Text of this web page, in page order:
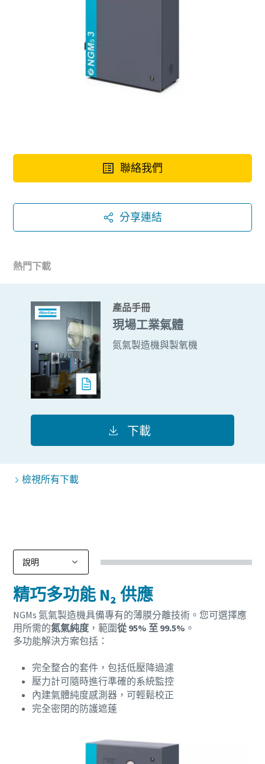
打造綠色高效生產的 10 個步驟
環保生產之碳減量 - 您需要知道的一切
聯絡我們
分享連結
熱門下載
產品手冊
現場工業氣體
氮氣製造機與製氧機
下載
檢視所有下載
精巧多功能 N₂ 供應
NGMs 氮氣製造機具備專有的薄膜分離技術。您可選擇應
用所需的氮氣純度 ，範圍從 95% 至 99.5% 。
多功能解決方案包括：
完全整合的套件，包括低壓降過濾
壓力計可隨時進行準確的系統監控
內建氣體純度感測器，可輕鬆校正
完全密閉的防護遮蓬